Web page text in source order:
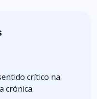
crítico na
crónica.